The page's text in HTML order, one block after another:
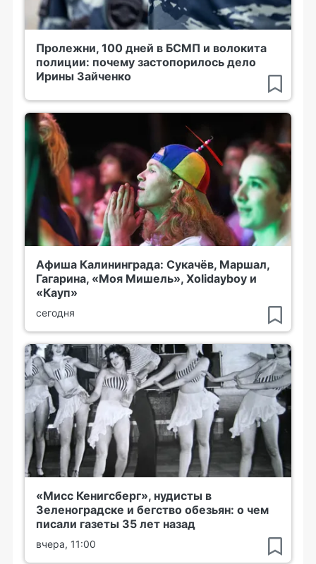
Пролежни, 100 дней в БСМП и волокита
полиции: почему застопорилось дело
Ирины Зайченко
Афиша Калининграда: Сукачёв, Маршал,
Гагарина, «Моя Мишель», Xolidayboy и
«Кауп»
сегодня
«Мисс Кенигсберг», нудисты в
Зеленоградске и бегство обезьян: о чем
писали газеты 35 лет назад
вчера, 11:00